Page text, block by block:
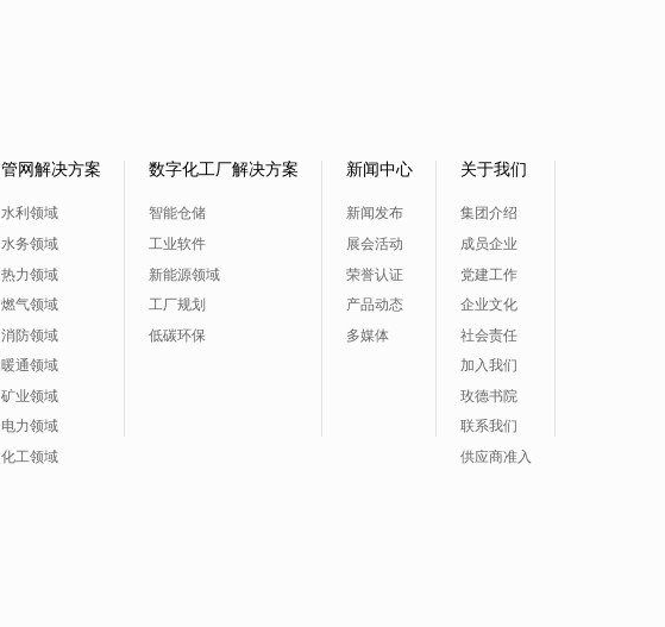
管网解决方案
水利领域
水务领域
热力领域
燃气领域
消防领域
暖通领域
矿业领域
电力领域
化工领域
数字化工厂解决方案
智能仓储
工业软件
新能源领域
工厂规划
低碳环保
新闻中心
新闻发布
展会活动
荣誉认证
产品动态
多媒体
关于我们
集团介绍
成员企业
党建工作
企业文化
社会责任
加入我们
玫德书院
联系我们
供应商准入